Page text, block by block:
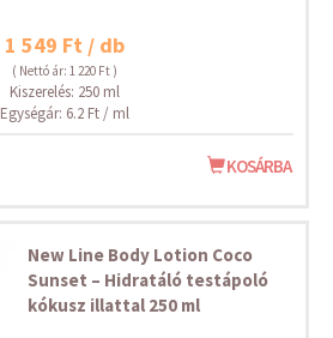
1 549 Ft / db
( Nettó ár: 1 220 Ft )
Kiszerelés: 250 ml
Egységár: 6.2 Ft / ml
KOSÁRBA
New Line Body Lotion Coco
Sunset – Hidratáló testápoló
kókusz illattal 250 ml